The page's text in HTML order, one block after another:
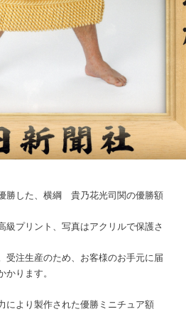
勝した、横綱 貴乃花光司関の優勝額
級プリント、写真はアクリルで保護さ
注生産のため、お客様のお手元に届
かります。
により製作された優勝ミニチュア額